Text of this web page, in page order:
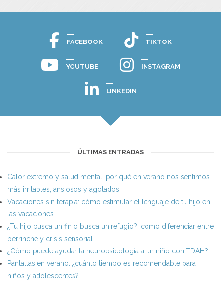
FACEBOOK TIKTOK
YOUTUBE INSTAGRAM
LINKEDIN
ÚLTIMAS ENTRADAS
Calor extremo y salud mental: por qué en verano nos sentimos
más irritables, ansiosos y agotados
Vacaciones sin terapia: cómo estimular el lenguaje de tu hijo en
las vacaciones
¿Tu hijo busca un fin o busca un refugio?: cómo diferenciar entre
berrinche y crisis sensorial
¿Cómo puede ayudar la neuropsicología a un niño con TDAH?
Pantallas en verano: ¿cuánto tiempo es recomendable para
niños y adolescentes?